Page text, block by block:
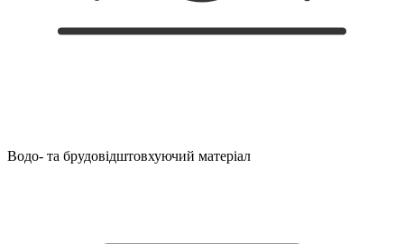
Водо- та брудовідштовхуючий матеріал